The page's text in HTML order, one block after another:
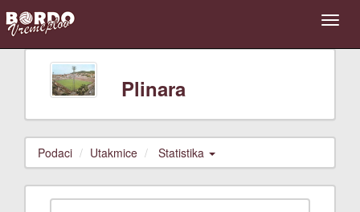
Plinara
Podaci Utakmice Statistika